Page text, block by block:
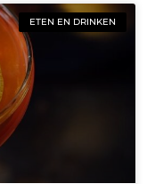
ETEN EN DRINKEN